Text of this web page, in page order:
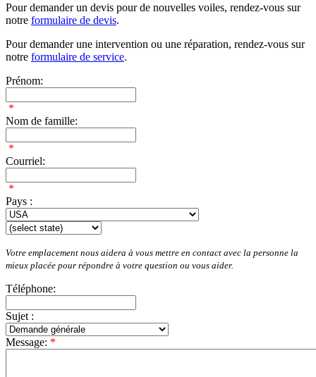
Pour demander un devis pour de nouvelles voiles, rendez-vous sur
notre formulaire de devis.
Pour demander une intervention ou une réparation, rendez-vous sur
notre formulaire de service.
Prénom:
*
Nom de famille:
*
Courriel:
*
Pays :
Votre emplacement nous aidera à vous mettre en contact avec la personne la
mieux placée pour répondre à votre question ou vous aider.
Téléphone:
Sujet :
Message: *